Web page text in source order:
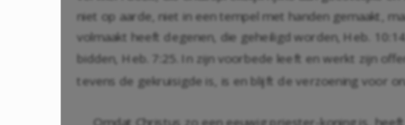
niet op aarde, niet in een tempel met handen gemaakt,
volmaakt heeft degenen, die geheiligd worden,Heb. 10:14
bidden, Heb. 7:25 . In zijn voorbede leeft en werkt zijn
tevens de gekruisigde is, is en blijft de verzoening voor